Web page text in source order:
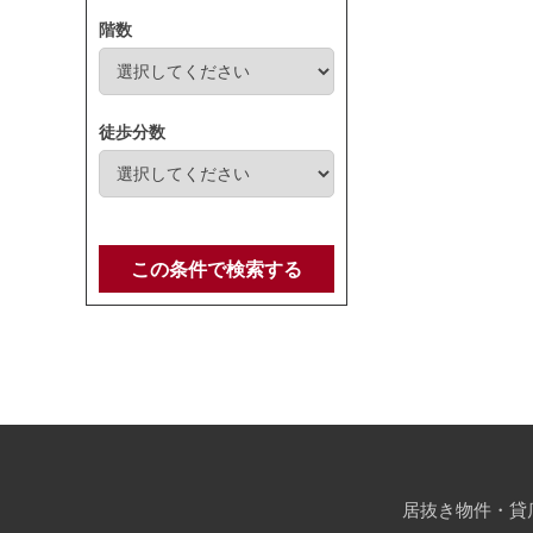
階数
徒歩分数
この条件で検索する
居抜き物件・貸